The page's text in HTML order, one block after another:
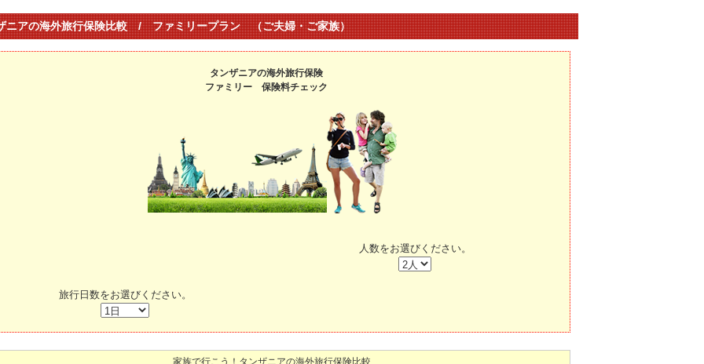
ニアの海外旅行保険比較 / ファミリープラン （ご夫婦・ご家族）
タンザニアの海外旅行保険
ファミリー 保険料チェック
人数をお選びください。
旅行日数をお選びください。
家族で行こう！タンザニアの海外旅行保険比較